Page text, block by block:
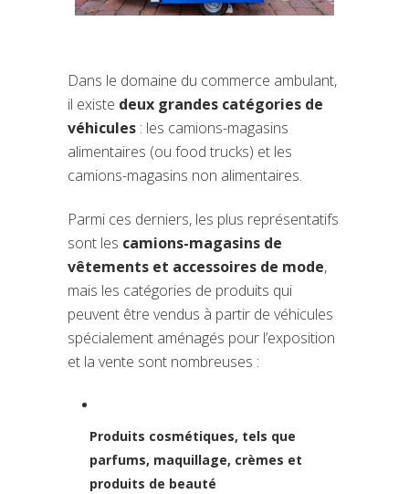
Dans le domaine du commerce ambulant,
il existe deux grandes catégories de
véhicules : les camions-magasins
alimentaires (ou food trucks) et les
camions-magasins non alimentaires.
Parmi ces derniers, les plus représentatifs
sont les camions-magasins de
vêtements et accessoires de mode,
mais les catégories de produits qui
peuvent être vendus à partir de véhicules
spécialement aménagés pour l’exposition
et la vente sont nombreuses :
Produits cosmétiques, tels que
parfums, maquillage, crèmes et
produits de beauté
(si apre in una nuova scheda)